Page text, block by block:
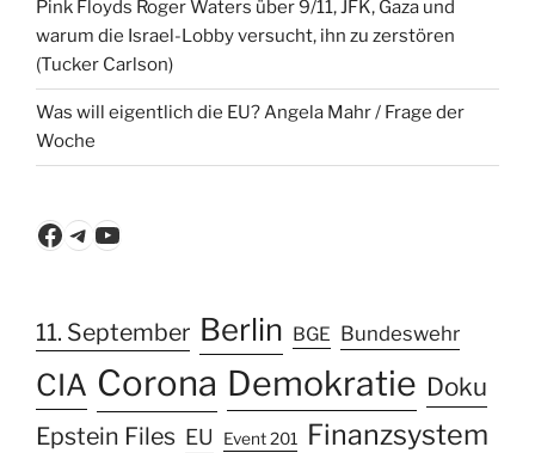
Pink Floyds Roger Waters über 9/11, JFK, Gaza und
warum die Israel-Lobby versucht, ihn zu zerstören
(Tucker Carlson)
Was will eigentlich die EU? Angela Mahr / Frage der
Woche
Facebook
Telegram
YouTube
11. September Berlin BGE Bundeswehr
CIA Corona Demokratie Doku
Epstein Files EU Event 201 Finanzsystem